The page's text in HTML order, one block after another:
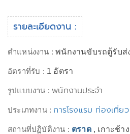
รายละเอียดงาน :
ตำแหน่งงาน :พนักงานขับรถตู้รับส่
อัตราที่รับ : 1 อัตรา
รูปแบบงาน :พนักงานประจำ
ประเภทงาน : การโรงแรม ท่องเที่
สถานที่ปฏิบัติงาน : ตราด, เกาะช้าง